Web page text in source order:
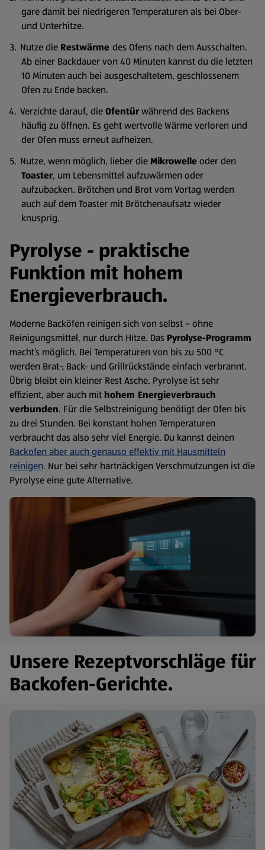
gare damit bei niedrigeren Temperaturen als bei Ober-
und Unterhitze.
Nutze die Restwärme des Ofens nach dem Ausschalten.
Ab einer Backdauer von 40 Minuten kannst du die letzten
10 Minuten auch bei ausgeschaltetem, geschlossenem
Ofen zu Ende backen.
Verzichte darauf, dieOfentürwährend des Backens
häufig zu öffnen. Es geht wertvolle Wärme verloren und
der Ofen muss erneut aufheizen.
Nutze, wenn möglich, lieber dieMikrowelleoder den
Toaster, um Lebensmittel aufzuwärmen oder
aufzubacken. Brötchen und Brot vom Vortag werden
auch auf dem Toaster mit Brötchenaufsatz wieder
knusprig.
Pyrolyse - praktische
Funktion mit hohem
Energieverbrauch.
Moderne Backöfen reinigen sich von selbst – ohne
Reinigungsmittel, nur durch Hitze. Das Pyrolyse-Programm
macht’s möglich. Bei Temperaturen von bis zu 500 °C
werden Brat-, Back- und Grillrückstände einfach verbrannt.
Übrig bleibt ein kleiner Rest Asche. Pyrolyse ist sehr
effizient, aber auch mit hohem Energieverbrauch
verbunden. Für die Selbstreinigung benötigt der Ofen bis
zu drei Stunden. Bei konstant hohen Temperaturen
verbraucht das also sehr viel Energie. Du kannst deinen
Backofen aber auch genauso effektiv mit Hausmitteln
reinigen. Nur bei sehr hartnäckigen Verschmutzungen ist die
Pyrolyse eine gute Alternative.
Unsere Rezeptvorschläge für
Backofen-Gerichte.